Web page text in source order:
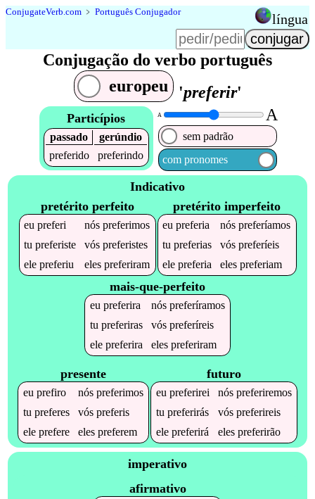
ConjugateVerb.com ﹥ Português Conjugador língua
Conjugação do verbo português
europeu
'preferir'
Particípios
passado
gerúndio
preferido
preferindo
A A
sem padrão
com pronomes
Indicativo
pretérito perfeito
eupreferi nóspreferimos
tupreferiste vóspreferistes
elepreferiu elespreferiram
pretérito imperfeito
eupreferia nóspreferíamos
tupreferias vóspreferíeis
elepreferia elespreferiam
mais-que-perfeito
eu preferira nós preferíramos
tu preferiras vós preferíreis
ele preferira eles preferiram
presente
eu prefiro nós preferimos
tu preferes vós preferis
ele prefere eles preferem
futuro
eu preferirei nós preferiremos
tu preferirás vós preferireis
ele preferirá eles preferirão
imperativo
afirmativo